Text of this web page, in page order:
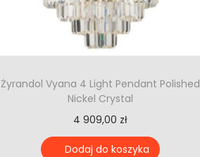
Żyrandol Vyana 4 Light Pendant Polished
Nickel Crystal
4 909,00 zł
Dodaj do koszyka